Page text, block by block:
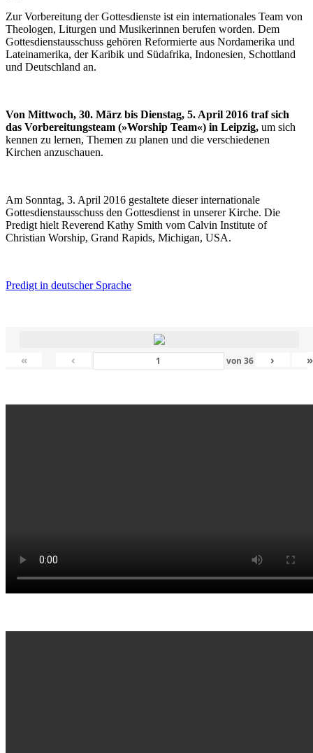
Zur Vorbereitung der Gottesdienste ist ein internationales Team von
Theologen, Liturgen und Musikerinnen berufen worden. Dem
Gottesdienstausschuss gehören Reformierte aus Nordamerika und
Lateinamerika, der Karibik und Südafrika, Indonesien, Schottland
und Deutschland an.
Von Mittwoch, 30. März bis Dienstag, 5. April 2016 traf sich
das Vorbereitungsteam (»Worship Team«) in Leipzig, um sich
kennen zu lernen, Themen zu planen und die verschiedenen
Kirchen anzuschauen.
Am Sonntag, 3. April 2016 gestaltete dieser internationale
Gottesdienstausschuss den Gottesdienst in unserer Kirche. Die
Predigt hielt Reverend Kathy Smith vom Calvin Institute of
Christian Worship, Grand Rapids, Michigan, USA.
Predigt in deutscher Sprache
« ‹ von 36 › »